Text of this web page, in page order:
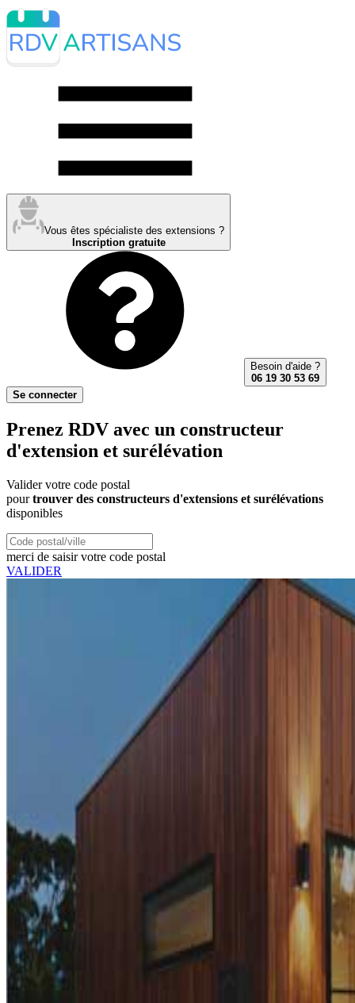
Vous êtes spécialiste des extensions ?
Inscription gratuite
Besoin d'aide ?
06 19 30 53 69
Se connecter
Prenez RDV avec un constructeur
d'extension et surélévation
Valider votre code postal
pourtrouver des constructeurs d'extensions et surélévations
disponibles
merci de saisir votre code postal
VALIDER